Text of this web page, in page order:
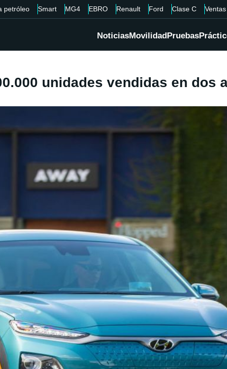
petróleo Smart MG4 EBRO Renault Ford Clase C
NoticiasMovilidadPruebas
unidades vendidas en dos